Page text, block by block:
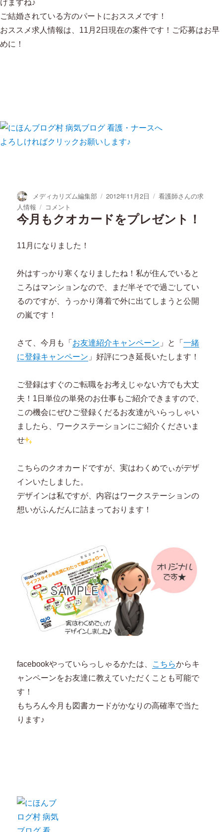
けますね♪
ご結婚されている方のパートにおススメです！
おススメ求人情報は、11月2日現在の案件です！ご応募はお早
めに！
よろしければクリックお願いします♪
投
稿
者
メディカリズム編集部
投
日:
2012年11月2日
カ
ゴ
リ
看護師さんの求
人情報
今
週
の
ス
メ
求
人
情
報！
に
コメント
今月もクオカードをプレゼント！
11月になりました！
外はすっかり寒くなりましたね！私が住んでいると
ころはマンションなので、まだ半そでで過ごしてい
るのですが、うっかり薄着で外に出てしまうと公開
の嵐です！
さて、今月も「 お友達紹介キャンペーン 」と「一緒
に登録キャンペーン 」好評につき延長いたします！
ご登録はすぐのご転職をお考えじゃない方でも大丈
夫！1日単位の単発のお仕事もご紹介できますので、
この機会にぜひご登録くだるお友達がいらっしゃい
ましたら、ワークステーションにご紹介くださいま
せ
こちらのクオカードですが、実はわくめでぃがデザ
インいたしました。
デザインは私ですが、内容はワークステーションの
想いがふんだんに詰まっております！
facebookやっていらっしゃるかたは、 こちらからキ
ャンペーンをお友達に教えていただくことも可能で
す！
もちろん今月も図書カードがかなりの高確率で当た
ります♪